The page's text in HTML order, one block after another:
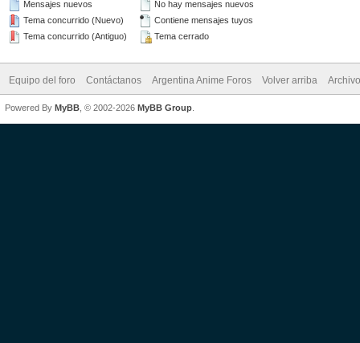
Mensajes nuevos
Tema concurrido (Nuevo)
Tema concurrido (Antiguo)
No hay mensajes nuevos
Contiene mensajes tuyos
Tema cerrado
Equipo del foro Contáctanos Argentina Anime Foros Volver arriba
Powered By MyBB , © 2002-2026 MyBB Group